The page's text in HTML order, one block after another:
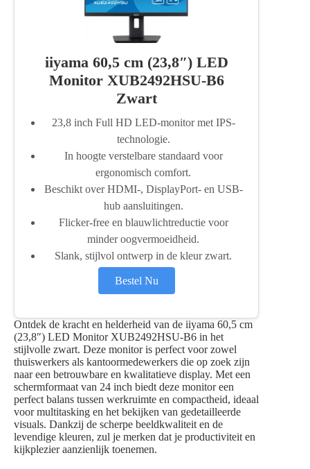
iiyama 60,5 cm (23,8″) LED
Monitor XUB2492HSU-B6
Zwart
23,8 inch Full HD LED-monitor met IPS-
technologie.
In hoogte verstelbare standaard voor
ergonomisch comfort.
Beschikt over HDMI-, DisplayPort- en USB-
hub aansluitingen.
Flicker-free en blauwlichtreductie voor
minder oogvermoeidheid.
Slank, stijlvol ontwerp in de kleur zwart.
Bestel Nu
Ontdek de kracht en helderheid van de iiyama 60,5 cm
(23,8″) LED Monitor XUB2492HSU-B6 in het
stijlvolle zwart. Deze monitor is perfect voor zowel
thuiswerkers als kantoormedewerkers die op zoek zijn
naar een betrouwbare en kwalitatieve display. Met een
schermformaat van 24 inch biedt deze monitor een
perfect balans tussen werkruimte en compactheid, ideaal
voor multitasking en het bekijken van gedetailleerde
visuals. Dankzij de scherpe beeldkwaliteit en de
levendige kleuren, zul je merken dat je productiviteit en
kijkplezier aanzienlijk toenemen.